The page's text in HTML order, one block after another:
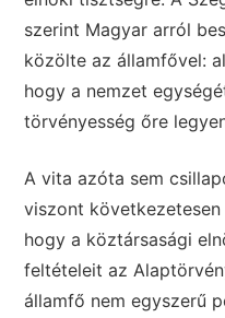
szerint Magyar arról
közölte az államfővel:
hogy a nemzet
törvényesség őre
A vita azóta sem
viszont
hogy a köztársasági
feltételeit az
államfő nem egyszerű